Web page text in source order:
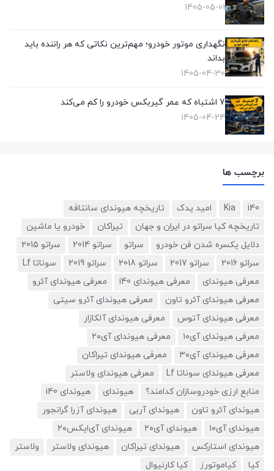
1405-05-01
نگهداری موتور خودرو؛ مهم‌ترین نکاتی که هر راننده باید
بداند
1405-04-30
7 اشتباه که عمر گیربکس خودرو را کم می‌کند
1405-04-24
برچسب ها
i40
Kia امید یدک
تاریخچه هیوندای سانتافه
تاریخچه کیا سراتو در ایران و جهان
تیراکان
خودرو یا ماشین
دلایل یکسره شدن فن خودرو
سراتو سراتو 2014
سراتو 2015
سراتو 2016
سراتو 2017 سراتو 2018 سراتو 2019
سوناتا Lf
معرفی هیوندای
معرفی هیوندای i40
معرفی هیوندای آئرو
معرفی هیوندای آئرو تاون
معرفی هیوندای آئرو سیتی
معرفی هیوندای آتوس
معرفی هیوندای آلکازار
معرفی هیوندای آی۱۰
معرفی هیوندای آی۲۰
معرفی هیوندای آی۳۰
معرفی هیوندای تیراکان
معرفی هیوندای سوناتا Lf
معرفی هیوندای ولاستر
منابع ارزی خودروسازان کدامند؟
هیوندای
هیوندای i40
هیوندای آئرو تاون
هیوندای آربی
هیوندای آزرا گرانجور
هیوندای آی۱۰
هیوندای آی۲۰
هیوندای آی‌ایکس۲۰
هیوندای استارکس
هیوندای تیراکان هیوندای ولاستر
ولاستر
کیا
کیاموتورز کیا کارنیوال